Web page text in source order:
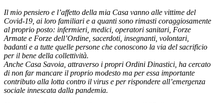
Il mio pensiero e l’affetto della mia Casa vanno alle vittime del
Covid-19, ai loro familiari e a quanti sono rimasti coraggiosamente
al proprio posto: infermieri, medici, operatori sanitari, Forze
Armate e Forze dell’Ordine, sacerdoti, insegnanti, volontari,
badanti e a tutte quelle persone che conoscono la via del sacrificio
per il bene della collettività.
Anche Casa Savoia, attraverso i propri Ordini Dinastici, ha cercato
di non far mancare il proprio modesto ma per essa importante
contributo alla lotta contro il virus e per rispondere all’emergenza
sociale innescata dalla pandemia.